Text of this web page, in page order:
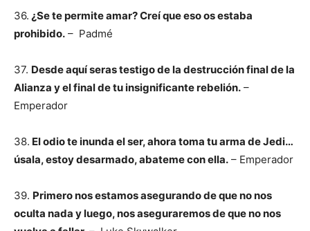
36. ¿Se te permite amar? Creí que eso os estaba
prohibido. – Padmé
37. Desde aquí seras testigo de la destrucción final de la
Alianza y el final de tu insignificante rebelión. –
Emperador
38. El odio te inunda el ser, ahora toma tu arma de Jedi…
úsala, estoy desarmado, abateme con ella. – Emperador
39. Primero nos estamos asegurando de que no nos
oculta nada y luego, nos aseguraremos de que no nos